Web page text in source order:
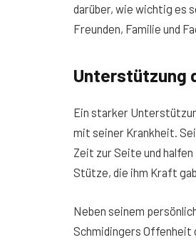
darüber, wie wichtig es
Freunden, Familie und
Unterstützung
Ein starker
mit seiner Krankheit.
Zeit zur Seite und
Stütze, die ihm Kraft
Neben seinem
Schmidingers Offenheit